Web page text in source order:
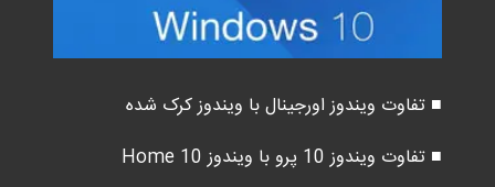
■ تفاوت ویندوز اورجینال با ویندوز کرک شده
■ تفاوت ویندوز 10 پرو با ویندوز 10 Home